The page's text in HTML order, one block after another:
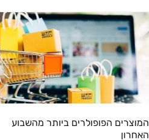
המוצרים הפופולרים ביותר מהשבוע
האחרון